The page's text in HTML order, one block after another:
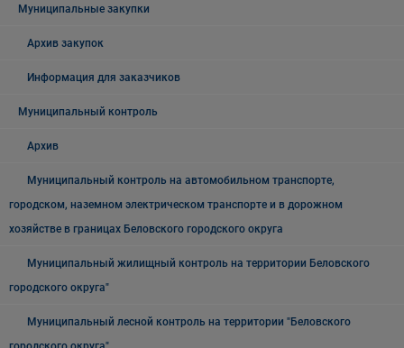
Муниципальные закупки
Архив закупок
Информация для заказчиков
Муниципальный контроль
Архив
Муниципальный контроль на автомобильном транспорте,
городском, наземном электрическом транспорте и в дорожном
хозяйстве в границах Беловского городского округа
Муниципальный жилищный контроль на территории Беловского
городского округа"
Муниципальный лесной контроль на территории "Беловского